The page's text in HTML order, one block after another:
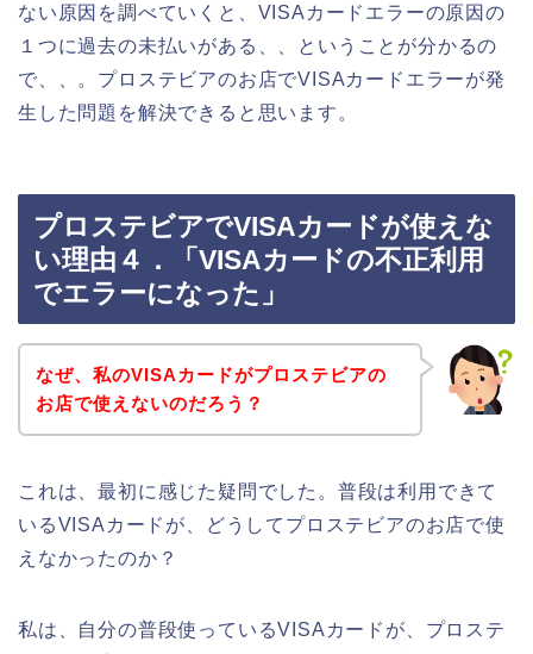
ない原因を調べていくと、VISAカードエラーの原因の
１つに過去の未払いがある、、ということが分かるの
で、、。プロステビアのお店でVISAカードエラーが発
生した問題を解決できると思います。
プロステビアでVISAカードが使えな
い理由４．「VISAカードの不正利用
でエラーになった」
なぜ、私のVISAカードがプロステビアの
お店で使えないのだろう？
これは、最初に感じた疑問でした。普段は利用できて
いるVISAカードが、どうしてプロステビアのお店で使
えなかったのか？
私は、自分の普段使っているVISAカードが、プロステ